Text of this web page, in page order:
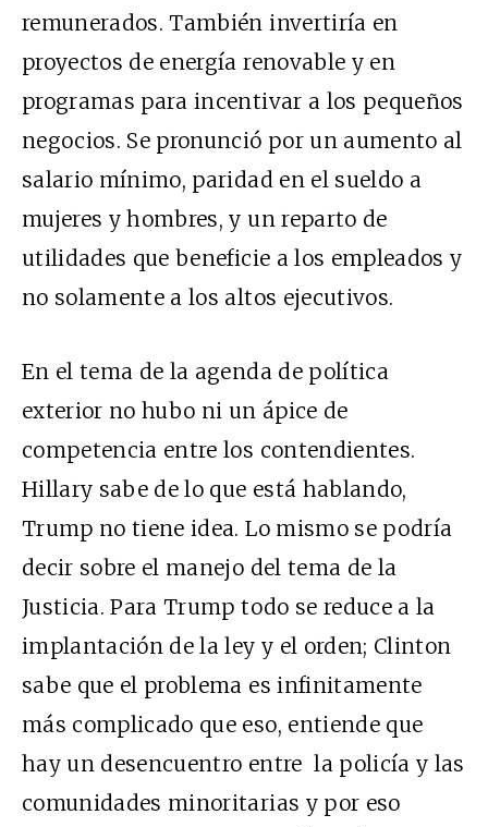
remunerados. También invertiría en
proyectos de energía renovable y en
programas para incentivar a los pequeños
negocios. Se pronunció por un aumento al
salario mínimo, paridad en el sueldo a
mujeres y hombres, y un reparto de
utilidades que beneficie a los empleados y
no solamente a los altos ejecutivos.
En el tema de la agenda de política
exterior no hubo ni un ápice de
competencia entre los contendientes.
Hillary sabe de lo que está hablando,
Trump no tiene idea. Lo mismo se podría
decir sobre el manejo del tema de la
Justicia. Para Trump todo se reduce a la
implantación de la ley y el orden; Clinton
sabe que el problema es infinitamente
más complicado que eso, entiende que
hay un desencuentro entre la policía y las
comunidades minoritarias y por eso